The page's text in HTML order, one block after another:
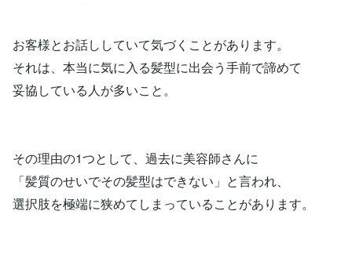
お客様とお話ししていて気づくことがあります。
それは、本当に気に入る髪型に出会う手前で諦めて
妥協している人が多いこと。
その理由の1つとして、過去に美容師さんに
「髪質のせいでその髪型はできない」と言われ、
選択肢を極端に狭めてしまっていることがあります。